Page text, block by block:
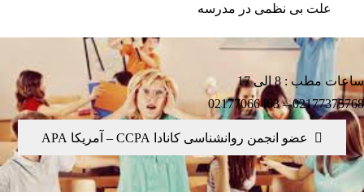
علت بی نظمی در مدرسه
مطب : 8 الی 17
02177375768 –
عضو انجمن روانشناسی کانادا CCPA – آمریکا APA